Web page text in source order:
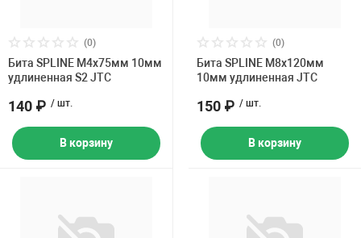
(0)
Бита SPLINE M4х75мм 10мм
удлиненная S2 JTC
140 ₽ / шт.
В корзину
(0)
Бита SPLINE M8х120мм
10мм удлиненная JTC
150 ₽ / шт.
В корзину